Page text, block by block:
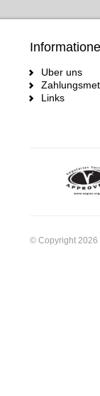
Uber uns
Links
© Copyright 2026